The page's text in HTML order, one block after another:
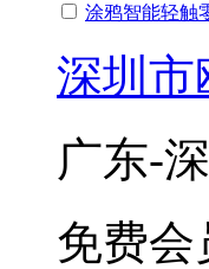
涂鸦智能轻触
深圳市
广东-
免费会